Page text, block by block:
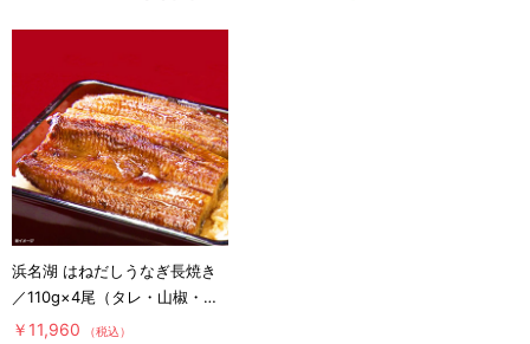
浜名湖 はねだしうなぎ長焼き
／110g×4尾（タレ・山椒・吸
物×各4袋）
￥11,960 （税込）